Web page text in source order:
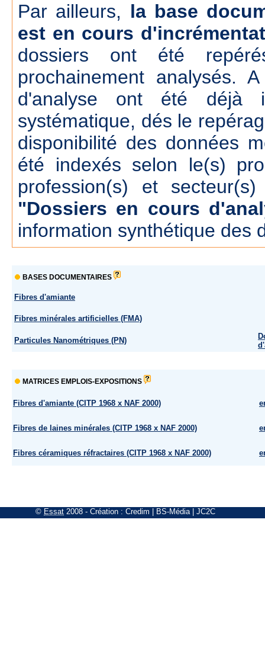
Par ailleurs, la base
est en cours
dossiers ont été
prochainement analysés.
d'analyse ont été déjà
systématique, dés le
disponibilité des données
été indexés selon le(s)
profession(s) et
"Dossiers en cours
information synthétique des
BASES DOCUMENTAIRES
Fibres d'amiante
Fibres minérales artificielles (FMA)
Particules Nanométriques (PN)
MATRICES EMPLOIS-EXPOSITIONS
Fibres d'amiante (CITP 1968 x NAF 2000)
Fibres de laines minérales (CITP 1968 x NAF 2000)
Fibres céramiques réfractaires (CITP 1968 x NAF 2000)
© Essat 2008 - Création : Credim BS-Média| JC2C